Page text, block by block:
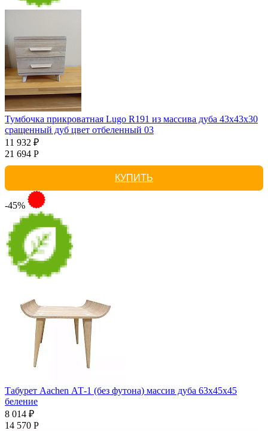
Тумбочка прикроватная Lugo R191 из массива дуба 43х43х30
сращенный дуб цвет отбеленный 03
11 932 ₽
21 694 Р
КУПИТЬ
-45%
Табурет Aachen АТ-1 (без футона) массив дуба 63х45х45
беление
8 014 ₽
14 570 Р